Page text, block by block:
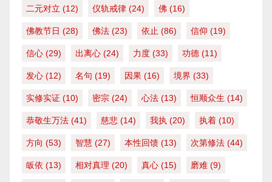
二元对立 (12) 仪轨戒律 (24) 佛 (16)
佛教节日 (28) 佛法 (23) 依止 (86) 信仰 (19)
信心 (29) 出离心 (24) 力度 (33) 功德 (11)
发心 (12) 名句 (19) 因果 (16) 境界 (33)
实修实证 (10) 密宗 (24) 心法 (13) 恒顺众生 (14)
恭敬生万法 (41) 慈悲 (14) 我执 (20) 执着 (10)
方向 (53) 智慧 (27) 本性回馈 (13) 次第修法 (44)
皈依 (13) 相对真理 (20) 真心 (15) 磨难 (9)